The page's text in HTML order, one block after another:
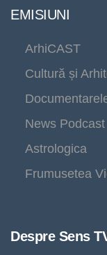
EMISIUNI
ArhiCAST
Cultură și
News Podcast
Astrologica
Frumusetea
Despre Sens